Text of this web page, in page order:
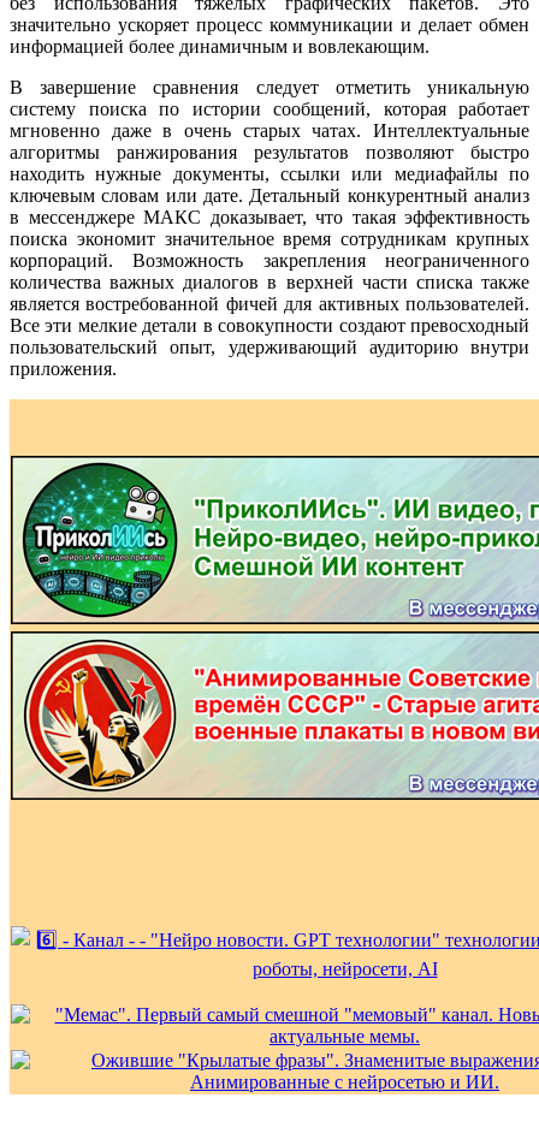
значительно ускоряет процесс коммуникации и делает обмен
информацией более динамичным и вовлекающим.
В завершение сравнения следует отметить уникальную
систему поиска по истории сообщений, которая работает
мгновенно даже в очень старых чатах. Интеллектуальные
алгоритмы ранжирования результатов позволяют быстро
находить нужные документы, ссылки или медиафайлы по
ключевым словам или дате. Детальный конкурентный анализ
в мессенджере МАКС доказывает, что такая эффективность
поиска экономит значительное время сотрудникам крупных
корпораций. Возможность закрепления неограниченного
количества важных диалогов в верхней части списка также
является востребованной фичей для активных пользователей.
Все эти мелкие детали в совокупности создают превосходный
пользовательский опыт, удерживающий аудиторию внутри
приложения.